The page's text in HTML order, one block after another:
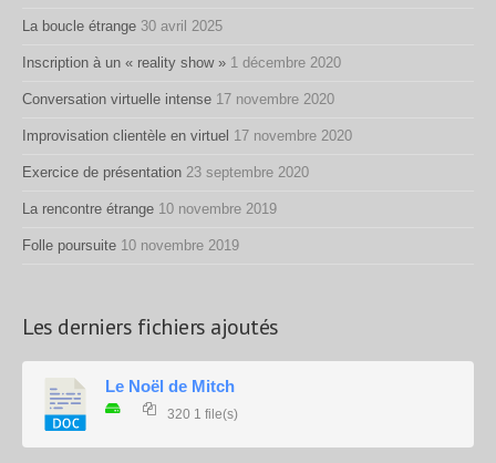
La boucle étrange 30 avril 2025
Inscription à un « reality show » 1 décembre 2020
Conversation virtuelle intense 17 novembre 2020
Improvisation clientèle en virtuel 17 novembre 2020
Exercice de présentation 23 septembre 2020
La rencontre étrange 10 novembre 2019
Folle poursuite 10 novembre 2019
Les derniers fichiers ajoutés
Le Noël de Mitch
320 1 file(s)